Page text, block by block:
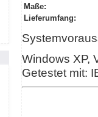
Maße:
Lieferumfang:
Windows XP,
Getestet mit: